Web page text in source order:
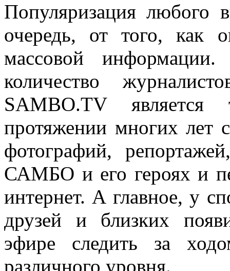
Популяризация любого
очередь, от того, как
массовой
количество
SAMBO.TV
протяжении многих лет
фотографий,
САМБО и его героях и
интернет. А главное, у
друзей и близких
эфире следить за
различного уровня.